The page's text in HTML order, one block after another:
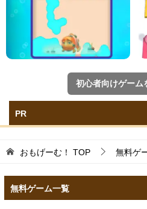
初心者向けゲーム
PR
おもげーむ！ TOP 無料ゲ
無料ゲーム一覧